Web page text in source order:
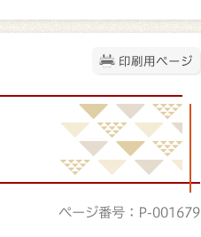
印刷用ページ
ページ番号：P-001679